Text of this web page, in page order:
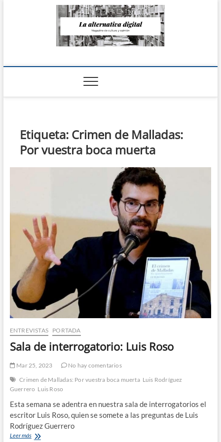
La Alternativa
Etiqueta: Crimen de Malladas:
Por vuestra boca muerta
ENTREVISTAS PORTADA
Sala de interrogatorio: Luis Roso
Mar 25, 2023
No hay comentarios
Crimen de Malladas: Por vuestra boca muerta Luis Rodríguez
Guerrero Luis Roso
Esta semana se adentra en nuestra sala de interrogatorios el
escritor Luis Roso, quien se somete a las preguntas de Luis
Rodríguez Guerrero
Leer másSala